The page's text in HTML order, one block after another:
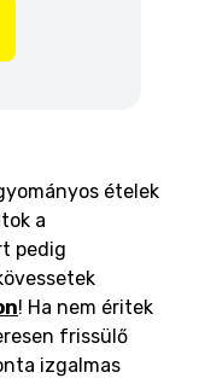
ételek
a
pedig
! Ha nem éritek
frissülő
izgalmas